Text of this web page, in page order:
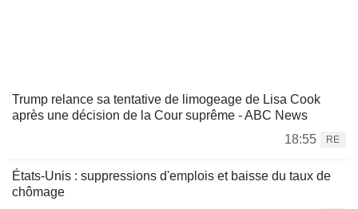
Trump relance sa tentative de limogeage de Lisa Cook
après une décision de la Cour suprême - ABC News
18:55
RE
États-Unis : suppressions d'emplois et baisse du taux de
chômage